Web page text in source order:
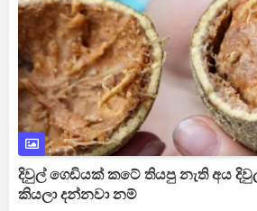
දිවුල් ගෙඩියක් කටේ තියපු නැති අය
කියලා දන්නවා නම්